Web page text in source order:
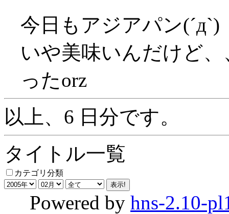
今日もアジアパン(´д`)
いや美味いんだけど
ったorz
以上、6 日分です。
タイトル一覧
カテゴリ分類
Powered by hns-2.10-